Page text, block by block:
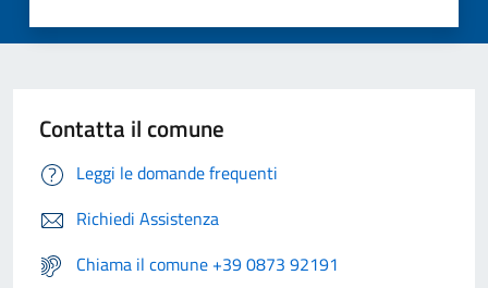
Contatta il comune
Leggi le domande frequenti
Richiedi Assistenza
Chiama il comune +39 0873 92191